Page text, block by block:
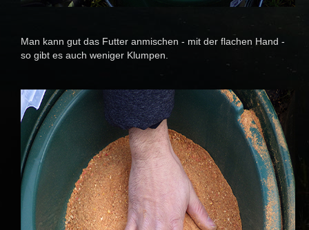
Man kann gut das Futter anmischen - mit der flachen Hand -
so gibt es auch weniger Klumpen.